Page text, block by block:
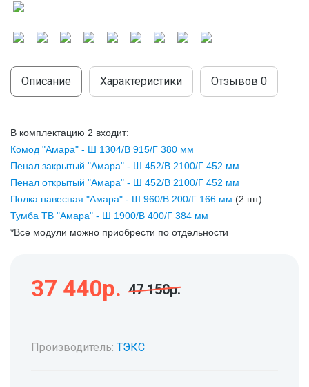
СТОЛЫ ПИСЬМЕННЫЕ
ТУМБЫ
МОДУЛЬНЫЕ КУХНИ
МОЙКИ
ОБЕДЕННЫЕ ГРУППЫ
ТАБУРЕТЫ
ШКАФЫ
ЭТАЖЕРКИ И БАНКЕТКИ
ДЛЯ ОБУВИ
Описание Характеристики Отзывов 0
В комплектацию 2 входит:
Комод "Амара" - Ш 1304/В 915/Г 380 мм
Пенал закрытый "Амара" - Ш 452/В 2100/Г 452 мм
Пенал открытый "Амара" - Ш 452/В 2100/Г 452 мм
Полка навесная "Амара" - Ш 960/В 200/Г 166 мм (2 шт)
Тумба ТВ "Амара" - Ш 1900/В 400/Г 384 мм
*Все модули можно приобрести по отдельности
37 440р. 47 150р.
Производитель: ТЭКС